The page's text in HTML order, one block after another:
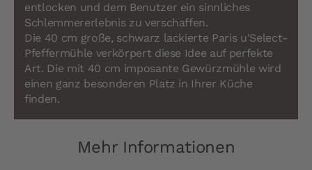
entlocken und dem Benutzer ein sinnliches
Schlemmererlebnis zu verschaffen.
Die 40 cm große, schwarz lackierte Paris u'Select-
Pfeffermühle verkörpert diese Idee auf perfekte
Art. Die mit 40 cm imposante Gewürzmühle wird
einen ganz besonderen Platz in Ihrer Küche
finden.
Mehr Informationen